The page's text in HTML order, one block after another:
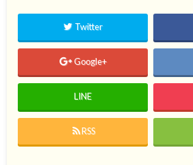
Twitter
Google+
LINE
RSS